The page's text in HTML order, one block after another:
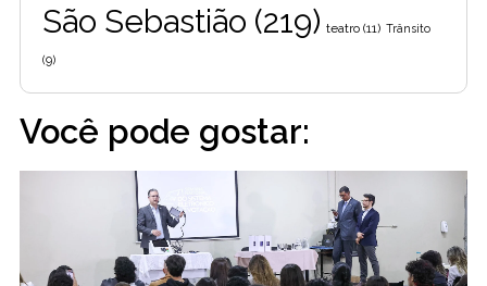
São Sebastião (219) teatro (11) Trânsito
(9)
Você pode gostar: